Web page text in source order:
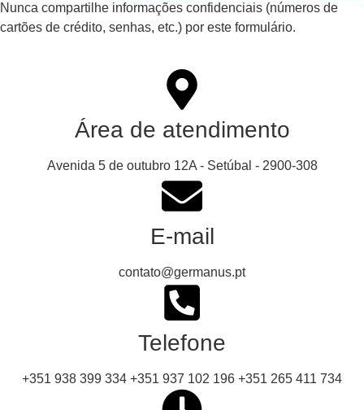
Nunca compartilhe informações confidenciais (números de
cartões de crédito, senhas, etc.) por este formulário.
Área de atendimento
Avenida 5 de outubro 12A - Setúbal - 2900-308
E-mail
contato@germanus.pt
Telefone
+351 938 399 334 +351 937 102 196 +351 265 411 734